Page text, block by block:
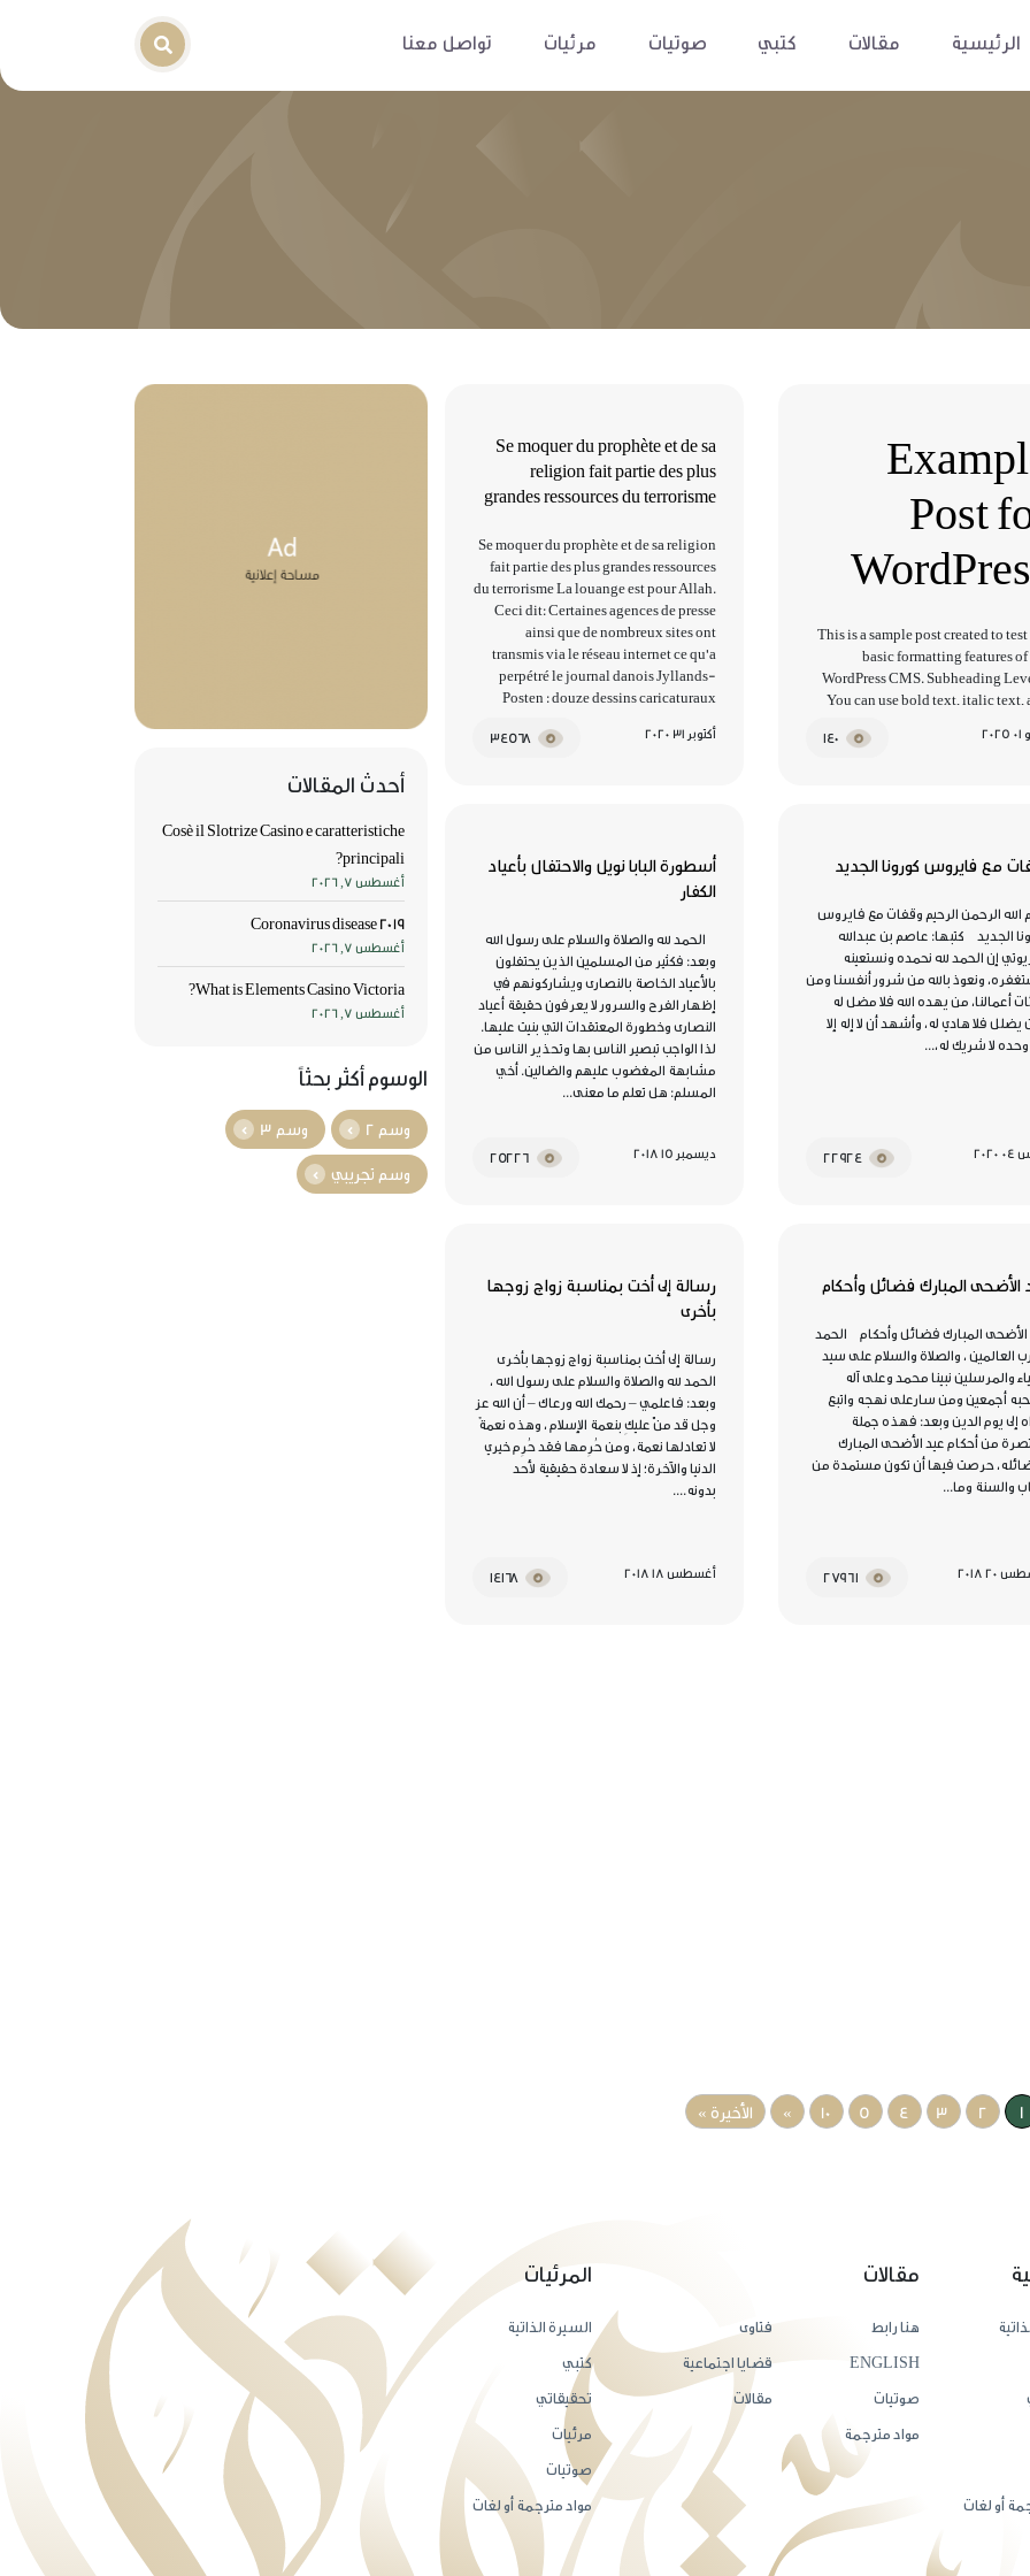
الرئيسية مقالات كتبي صوتيات مرئيات تواصل معنا
Post
This is a sample post created to
basic formatting features
WordPress CMS. Subheading
You can use bold text, italic text,
Item with bold emphasis And a
Se moquer du prophète et de sa
religion fait partie des plus
grandes ressources du terrorisme
Se moquer du prophète et de sa religion
fait partie des plus grandes ressources
du terrorisme La louange est pour Allah.
Ceci dit: Certaines agences de presse
ainsi que de nombreux sites ont
transmis via le réseau internet ce qu'a
perpétré le journal danois Jyllands-
Posten : douze dessins caricaturaux
أكتوبر 31 2020
مع فايروس كورونا الجديد
الله الرحمن الرحيم وقفات مع فايروس
الجديد كتبها: عاصم بن عبدالله
إن الحمد لله نحمده ونستعينه
ونعوذ بالله من شرور أنفسنا ومن
أعمالنا، من يهده الله فلا مضل له
فلا هادي له، وأشهد أن لا إله إلا
وحده لا شريك له،...
أسطورة البابا نويل والاحتفال بأعياد
الكفار
الحمد لله والصلاة والسلام على رسول الله
وبعد: ‏فكثير من المسلمين الذين يحتفلون
بالأعياد الخاصة بالنصارى ويشاركونهم في
إظهار الفرح والسرور لا يعرفون حقيقة أعياد
النصارى وخطورة المعتقدات التي بنيت عليها.
‏لذا الواجب تبصير الناس بها وتحذير الناس من
مشابهة المغضوب عليهم والضالين. ‏أخي
المسلم: ‏هل تعلم ما معنى...
ديسمبر 15 2018
الأضحى المبارك فضائل وأحكام
الأضحى المبارك فضائل وأحكام الحمد
العالمين ، والصلاة والسلام على سيد
والمرسلين نبينا محمد وعلى آله
أجمعين ومن سارعلى نهجه واتبع
إلى يوم الدين وبعد: فهذه جملة
من أحكام عيد الأضحى المبارك
حرصت فيها أن تكون مستمدة من
والسنة وما...
20 2018
رسالة إلى أخت بمناسبة زواج زوجها
بأخرى
رسالة إلى أخت بمناسبة زواج زوجها بأخرى
الحمد لله والصلاة والسلام على رسول الله ،
وبعد: فاعلمي – رحمك الله ورعاك – أن الله عز
وجل قد منّ عليكِ بنعمة الإسلام ، وهذه نعمةٌ
لا تعادلها نعمة، ومن حُرِمها فقد حُرِم خيري
الدنيا والآخرة؛ إذ لا سعادة حقيقية لأحد
بدونه....
أغسطس 18 2018
1
2
3
4
5
10
» الأخيرة »
أحدث المقالات
Cosè il Slotrize Casino e caratteristiche
principali?
أغسطس 7, 2026
Coronavirus disease 2019
أغسطس 7, 2026
What is Elements Casino Victoria?
أغسطس 7, 2026
الوسوم أكثر بحثاً
وسم 2
وسم 3
وسم تجريبي
أو لغات
مقالات
هنا رابط
فتاوى
ENGLISH
قضايا اجتماعية
صوتيات
مقالات
مواد مترجمة
المرئيات
السيرة الذاتية
كتبي
تحقيقاتي
مرئيات
صوتيات
مواد مترجمة أو لغات